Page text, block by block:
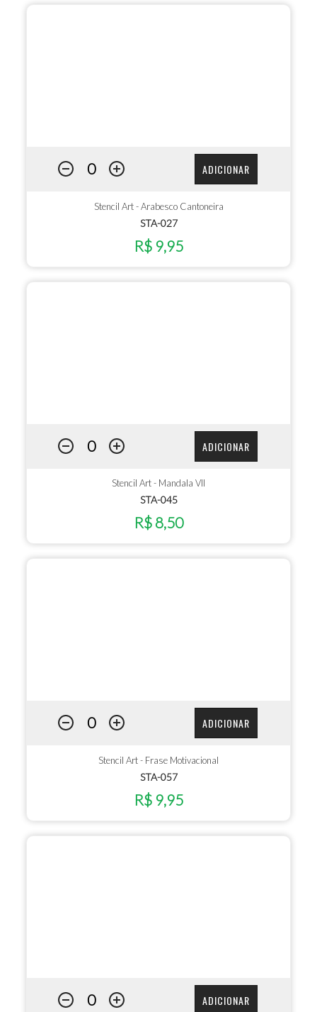
ADICIONAR
Stencil Art - Arabesco Cantoneira
STA-027
R$ 9,95
ADICIONAR
Stencil Art - Mandala VII
STA-045
R$ 8,50
ADICIONAR
Stencil Art - Frase Motivacional
STA-057
R$ 9,95
ADICIONAR